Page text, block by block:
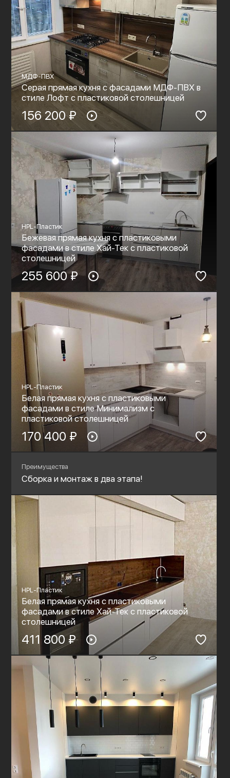
МДФ-ПВХ
Серая прямая кухня с фасадами МДФ-ПВХ в
стиле Лофт с пластиковой столешницей
156 200 ₽
HPL-Пластик
Бежевая прямая кухня с пластиковыми
фасадами в стиле Хай-Тек с пластиковой
столешницей
255 600 ₽
HPL-Пластик
Белая прямая кухня с пластиковыми
фасадами в стиле Минимализм с
пластиковой столешницей
170 400 ₽
Преимущества
Сборка и монтаж в два этапа!
HPL-Пластик
Белая прямая кухня с пластиковыми
фасадами в стиле Хай-Тек с пластиковой
столешницей
411 800 ₽